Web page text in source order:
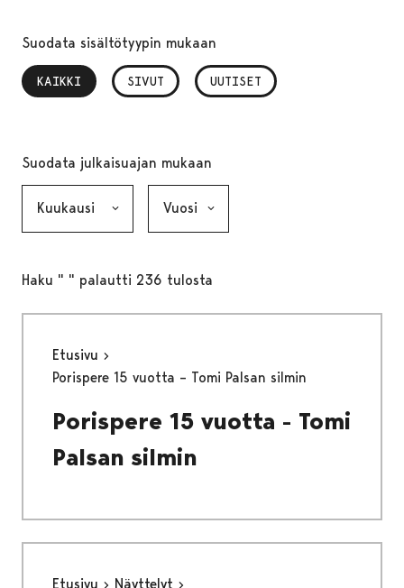
Suodata sisältötyypin mukaan
KAIKKI
, VALITTU SIVUT UUTISET
Suodata julkaisuajan mukaan
Haku " " palautti 236 tulosta
Etusivu
Porispere 15 vuotta – Tomi Palsan silmin
Porispere 15 vuotta - Tomi
Palsan silmin
Etusivu
Näyttelyt